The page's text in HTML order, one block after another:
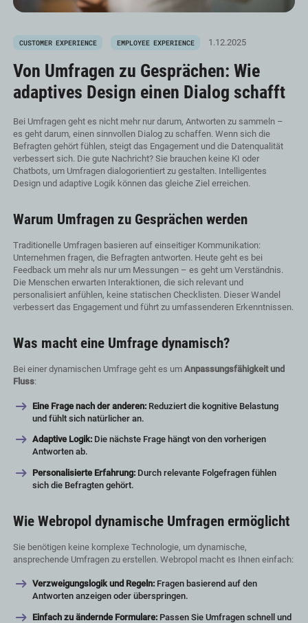
CUSTOMER EXPERIENCE EMPLOYEE EXPERIENCE 1.12.2025
Von Umfragen zu Gesprächen: Wie
adaptives Design einen Dialog schafft
Bei Umfragen geht es nicht mehr nur darum, Antworten zu sammeln –
es geht darum, einen sinnvollen Dialog zu schaffen. Wenn sich die
Befragten gehört fühlen, steigt das Engagement und die Datenqualität
verbessert sich. Die gute Nachricht? Sie brauchen keine KI oder
Chatbots, um Umfragen dialogorientiert zu gestalten. Intelligentes
Design und adaptive Logik können das gleiche Ziel erreichen.
Warum Umfragen zu Gesprächen werden
Traditionelle Umfragen basieren auf einseitiger Kommunikation:
Unternehmen fragen, die Befragten antworten. Heute geht es bei
Feedback um mehr als nur um Messungen – es geht um Verständnis.
Die Menschen erwarten Interaktionen, die sich relevant und
personalisiert anfühlen, keine statischen Checklisten. Dieser Wandel
verbessert das Engagement und führt zu umfassenderen Erkenntnissen.
Was macht eine Umfrage dynamisch?
Bei einer dynamischen Umfrage geht es umAnpassungsfähigkeit und
Fluss:
Eine Frage nach der anderen: Reduziert die kognitive Belastung
und fühlt sich natürlicher an.
Adaptive Logik: Die nächste Frage hängt von den vorherigen
Antworten ab.
Personalisierte Erfahrung: Durch relevante Folgefragen fühlen
sich die Befragten gehört.
Wie Webropol dynamische Umfragen ermöglicht
Sie benötigen keine komplexe Technologie, um dynamische,
ansprechende Umfragen zu erstellen. Webropol macht es Ihnen einfach:
Verzweigungslogik und Regeln: Fragen basierend auf den
Antworten anzeigen oder überspringen.
Einfach zu ändernde Formulare: Passen Sie Umfragen schnell und